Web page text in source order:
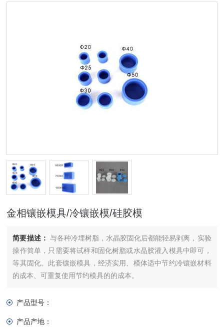
金相镶嵌模具/冷镶嵌模/硅胶模
简要描述： 与各种冷埋树脂，水晶胶固化后都能轻易剥离，实验
操作简单，只需要将试样和固化树脂或水晶胶灌入模具中即可，
等其固化。此套镶嵌模具，经济实用、模体适中节约冷镶嵌材料
的成本、可重复使用节约模具的的成本。
产品型号：
产品产地：